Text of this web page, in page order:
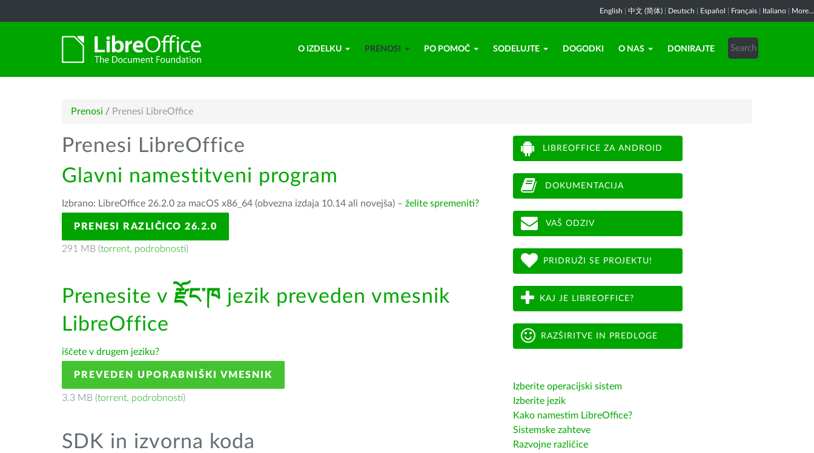
English 中文 (简体) Deutsch Español Français Italiano More...
O IZDELKU PRENOSI PO POMOČ SODELUJTE DOGODKI O NAS DONIRAJTE
Prenosi / Prenesi LibreOffice
Prenesi LibreOffice
Glavni namestitveni program
Izbrano: LibreOffice 26.2.0 za macOS x86_64 (obvezna izdaja 10.14 ali novejša) – želite spremeniti?
PRENESI RAZLIČICO 26.2.0
291 MB (torrent, podrobnosti)
Prenesite v རྫོང་ཁ jezik preveden vmesnik
LibreOffice
iščete v drugem jeziku?
PREVEDEN UPORABNIŠKI VMESNIK
3.3 MB (torrent, podrobnosti)
SDK in izvorna koda
LIBREOFFICE ZA ANDROID
DOKUMENTACIJA
VAŠ ODZIV
PRIDRUŽI SE PROJEKTU!
KAJ JE LIBREOFFICE?
RAZŠIRITVE IN PREDLOGE
Izberite operacijski sistem
Izberite jezik
Kako namestim LibreOffice?
Sistemske zahteve
Razvojne različice